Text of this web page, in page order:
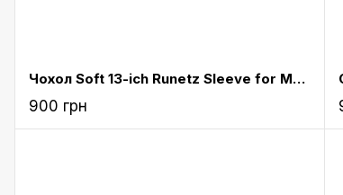
Чохол Soft 13-ich Runetz Sleeve for MacBook 13“/Laptop Teal (S-13.Teal)
900 грн